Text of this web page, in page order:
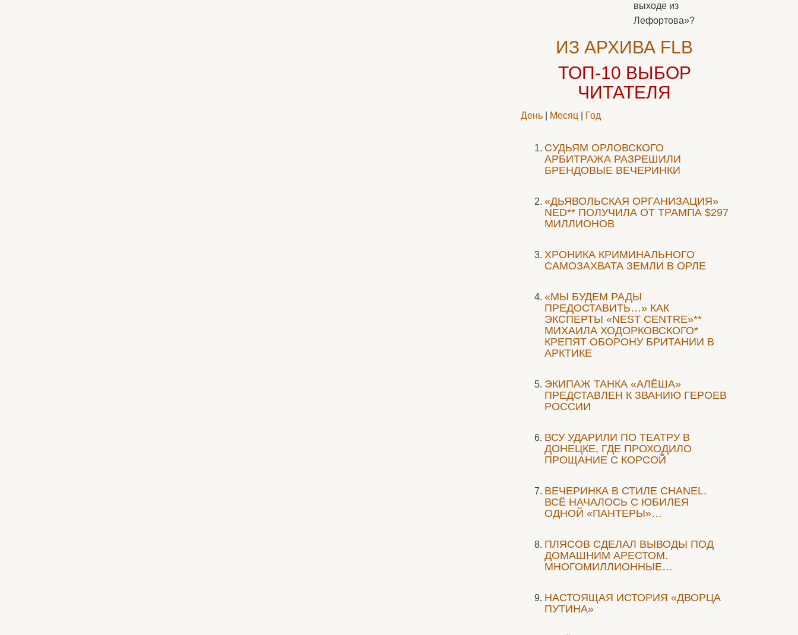
выходе из
Лефортова»?
ИЗ АРХИВА FLB
ТОП-10 ВЫБОР
ЧИТАТЕЛЯ
День Месяц Год
CУДЬЯМ ОРЛОВСКОГО
АРБИТРАЖА РАЗРЕШИЛИ
БРЕНДОВЫЕ ВЕЧЕРИНКИ
«ДЬЯВОЛЬСКАЯ ОРГАНИЗАЦИЯ»
NED** ПОЛУЧИЛА ОТ ТРАМПА $297
МИЛЛИОНОВ
ХРОНИКА КРИМИНАЛЬНОГО
САМОЗАХВАТА ЗЕМЛИ В ОРЛЕ
«МЫ БУДЕМ РАДЫ
ПРЕДОСТАВИТЬ…» КАК
ЭКСПЕРТЫ «NEST CENTRE»**
МИХАИЛА ХОДОРКОВСКОГО*
КРЕПЯТ ОБОРОНУ БРИТАНИИ В
АРКТИКЕ
ЭКИПАЖ ТАНКА «АЛЁША»
ПРЕДСТАВЛЕН К ЗВАНИЮ ГЕРОЕВ
РОССИИ
ВСУ УДАРИЛИ ПО ТЕАТРУ В
ДОНЕЦКЕ, ГДЕ ПРОХОДИЛО
ПРОЩАНИЕ С КОРСОЙ
ВЕЧЕРИНКА В СТИЛЕ СHANEL.
ВСЁ НАЧАЛОСЬ С ЮБИЛЕЯ
ОДНОЙ «ПАНТЕРЫ»…
ПЛЯСОВ СДЕЛАЛ ВЫВОДЫ ПОД
ДОМАШНИМ АРЕСТОМ.
МНОГОМИЛЛИОННЫЕ…
НАСТОЯЩАЯ ИСТОРИЯ «ДВОРЦА
ПУТИНА»